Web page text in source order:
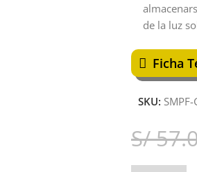
de la luz
Ficha
SKU: SMPF-
S/